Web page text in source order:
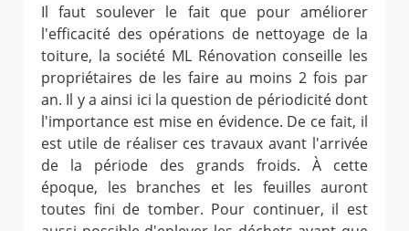
Il faut soulever le fait que pour améliorer
l'efficacité des opérations de nettoyage de la
toiture, la société ML Rénovation conseille les
propriétaires de les faire au moins 2 fois par
an. Il y a ainsi ici la question de périodicité dont
l'importance est mise en évidence. De ce fait, il
est utile de réaliser ces travaux avant l'arrivée
de la période des grands froids. À cette
époque, les branches et les feuilles auront
toutes fini de tomber. Pour continuer, il est